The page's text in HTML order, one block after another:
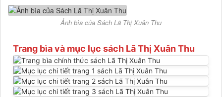
Ảnh bìa của Sách Lã Thị Xuân Thu
Trang bìa và mục lục sách Lã Thị Xuân Thu